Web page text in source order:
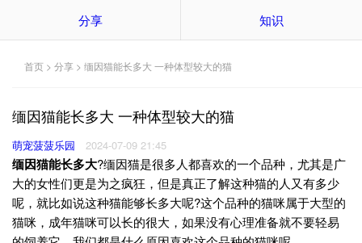
分享 知识
首页 > 分享 > 缅因猫能长多大 一种体型较大的猫
缅因猫能长多大 一种体型较大的猫
萌宠菠菠乐园 2024-07-09 21:45
缅因猫能长多大?缅因猫是很多人都喜欢的一个品种，尤其是广
大的女性们更是为之疯狂，但是真正了解这种猫的人又有多少
呢，就比如说这种猫能够长多大呢?这个品种的猫咪属于大型的
猫咪，成年猫咪可以长的很大，如果没有心理准备就不要轻易